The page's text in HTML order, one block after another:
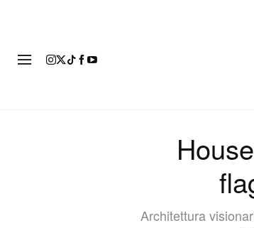
Architettura